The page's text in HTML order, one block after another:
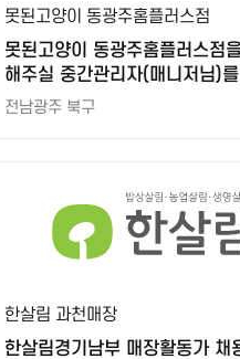
못된고양이 동광주홈플러스점
못된고양이 동광주홈플러스점
해주실 중간관리자(매니저님)
니다
전남광주 북구
한살림 과천매장
한살림경기남부 매장활동가 채